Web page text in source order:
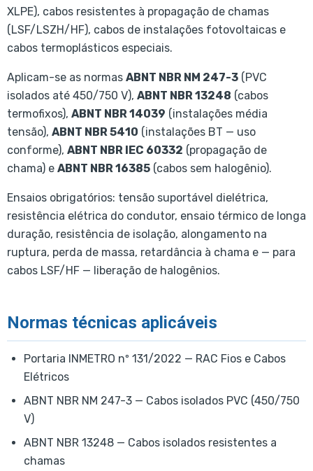
XLPE), cabos resistentes à propagação de chamas
(LSF/LSZH/HF), cabos de instalações fotovoltaicas e
cabos termoplásticos especiais.
Aplicam-se as normas ABNT NBR NM 247-3 (PVC
isolados até 450/750 V), ABNT NBR 13248 (cabos
termofixos), ABNT NBR 14039 (instalações média
tensão), ABNT NBR 5410 (instalações BT — uso
conforme), ABNT NBR IEC 60332 (propagação de
chama) e ABNT NBR 16385 (cabos sem halogênio).
Ensaios obrigatórios: tensão suportável dielétrica,
resistência elétrica do condutor, ensaio térmico de longa
duração, resistência de isolação, alongamento na
ruptura, perda de massa, retardância à chama e — para
cabos LSF/HF — liberação de halogênios.
Normas técnicas aplicáveis
Portaria INMETRO nº 131/2022 — RAC Fios e Cabos
Elétricos
ABNT NBR NM 247-3 — Cabos isolados PVC (450/750
V)
ABNT NBR 13248 — Cabos isolados resistentes a
chamas